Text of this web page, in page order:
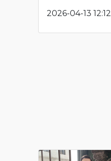
2026-04-13 12:12